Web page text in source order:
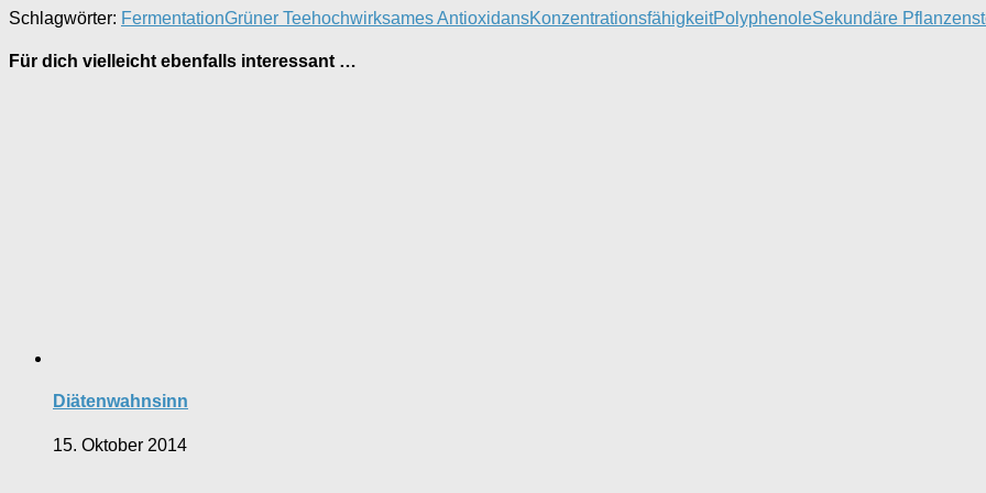
Schlagwörter: FermentationGrüner Teehochwirksames AntioxidansKonzentrationsfähigkeitPolyphenoleSekundäre
Für dich vielleicht ebenfalls interessant …
Diätenwahnsinn
15. Oktober 2014